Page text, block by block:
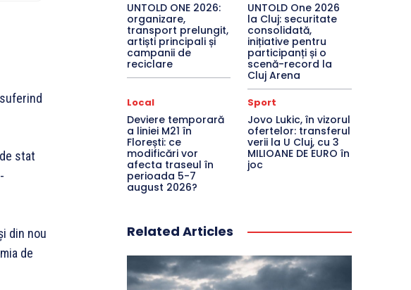
stat
din nou
de
UNTOLD ONE 2026:
organizare,
transport prelungit,
artiști principali și
campanii de
reciclare
UNTOLD One 2026
la Cluj: securitate
consolidată,
inițiative pentru
participanți și o
scenă-record la
Cluj Arena
Local
Deviere temporară
a liniei M21 în
Florești: ce
modificări vor
afecta traseul în
perioada 5-7
august 2026?
Sport
Jovo Lukic, în vizorul
ofertelor: transferul
verii la U Cluj, cu 3
MILIOANE DE EURO în
joc
Related Articles